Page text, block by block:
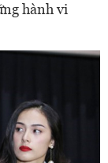
hành vi